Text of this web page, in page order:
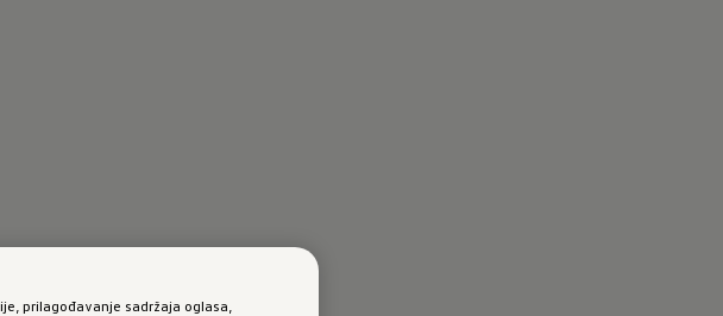
prilagođavanje sadržaja oglasa,